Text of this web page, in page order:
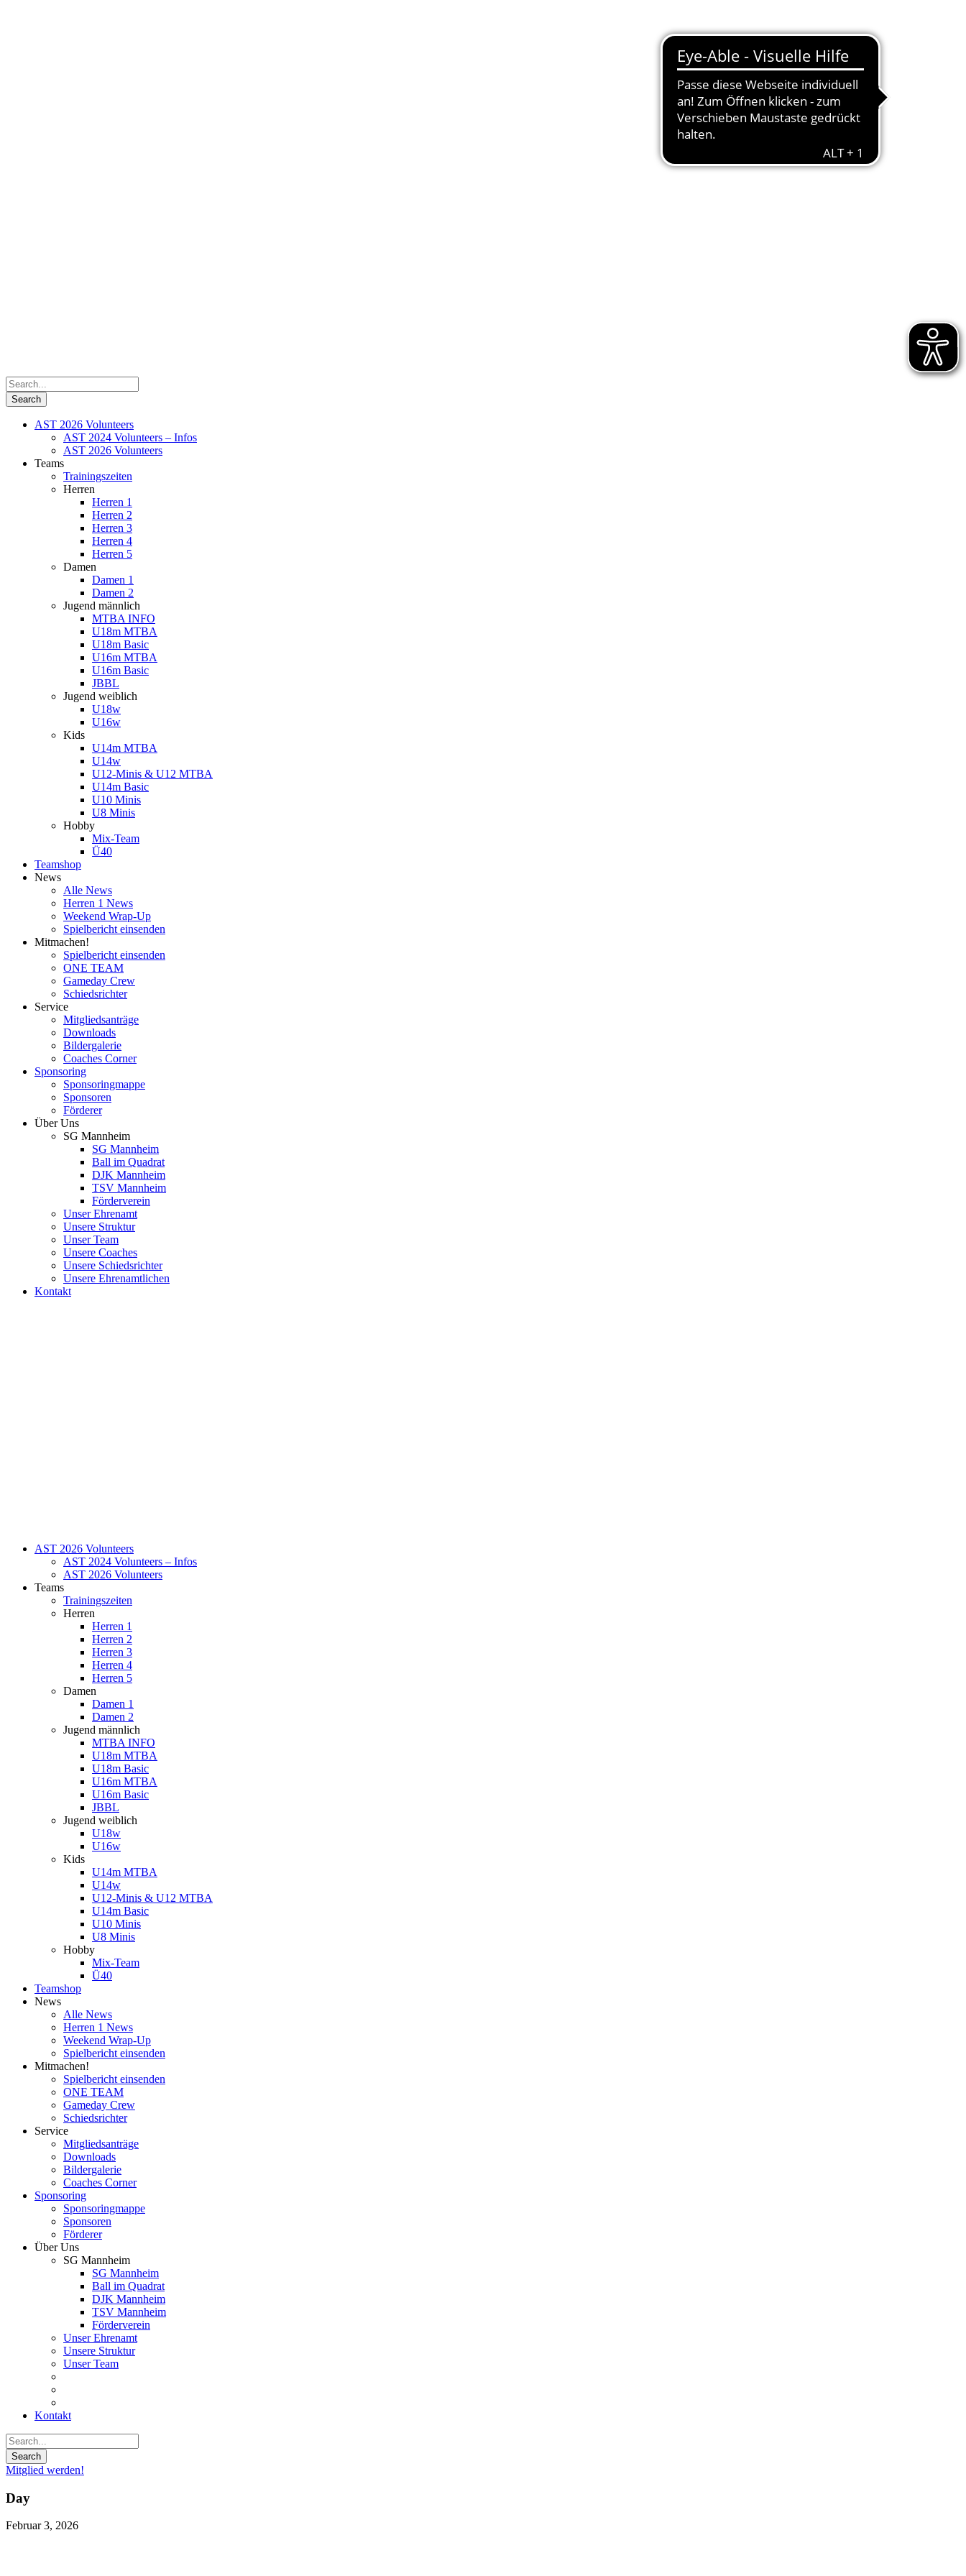
AST 2026 Volunteers
AST 2024 Volunteers – Infos
AST 2026 Volunteers
Teams
Trainingszeiten
Herren
Herren 1
Herren 2
Herren 3
Herren 4
Herren 5
Damen
Damen 1
Damen 2
Jugend männlich
MTBA INFO
U18m MTBA
U18m Basic
U16m MTBA
U16m Basic
JBBL
Jugend weiblich
U18w
U16w
Kids
U14m MTBA
U14w
U12-Minis & U12 MTBA
U14m Basic
U10 Minis
U8 Minis
Hobby
Mix-Team
Ü40
Teamshop
News
Alle News
Herren 1 News
Weekend Wrap-Up
Spielbericht einsenden
Mitmachen!
Spielbericht einsenden
ONE TEAM
Gameday Crew
Schiedsrichter
Service
Mitgliedsanträge
Downloads
Bildergalerie
Coaches Corner
Sponsoring
Sponsoringmappe
Sponsoren
Förderer
Über Uns
SG Mannheim
SG Mannheim
Ball im Quadrat
DJK Mannheim
TSV Mannheim
Förderverein
Unser Ehrenamt
Unsere Struktur
Unser Team
Unsere Coaches
Unsere Schiedsrichter
Unsere Ehrenamtlichen
Kontakt
AST 2026 Volunteers
AST 2024 Volunteers – Infos
AST 2026 Volunteers
Teams
Trainingszeiten
Herren
Herren 1
Herren 2
Herren 3
Herren 4
Herren 5
Damen
Damen 1
Damen 2
Jugend männlich
MTBA INFO
U18m MTBA
U18m Basic
U16m MTBA
U16m Basic
JBBL
Jugend weiblich
U18w
U16w
Kids
U14m MTBA
U14w
U12-Minis & U12 MTBA
U14m Basic
U10 Minis
U8 Minis
Hobby
Mix-Team
Ü40
Teamshop
News
Alle News
Herren 1 News
Weekend Wrap-Up
Spielbericht einsenden
Mitmachen!
Spielbericht einsenden
ONE TEAM
Gameday Crew
Schiedsrichter
Service
Mitgliedsanträge
Downloads
Bildergalerie
Coaches Corner
Sponsoring
Sponsoringmappe
Sponsoren
Förderer
Über Uns
SG Mannheim
SG Mannheim
Ball im Quadrat
DJK Mannheim
TSV Mannheim
Förderverein
Unser Ehrenamt
Unsere Struktur
Unser Team
Kontakt
Mitglied werden!
Day
Februar 3, 2026